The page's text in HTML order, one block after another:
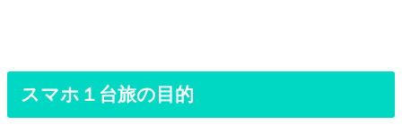
スマホ１台旅の目的